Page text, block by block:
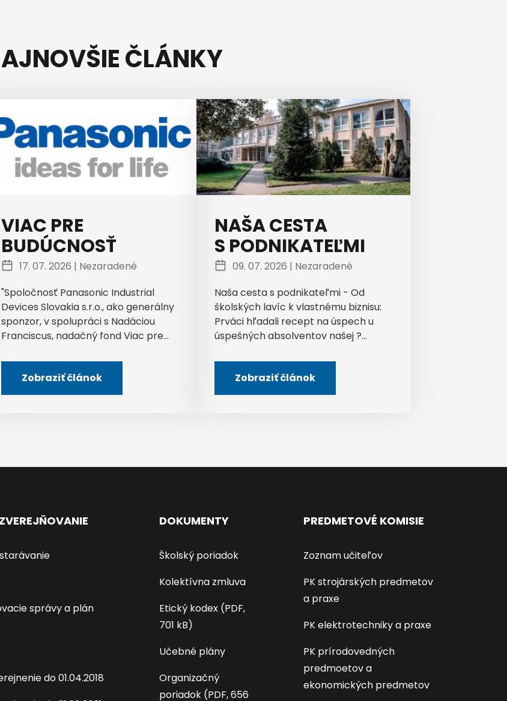
ČLÁNKY
VIAC PRE
BUDÚCNOSŤ
17. 07. 2026 | Nezaradené
"Spoločnosť Panasonic Industrial
Devices Slovakia s.r.o., ako generálny
sponzor, v spolupráci s Nadáciou
Franciscus, nadačný fond Viac pre...
Zobraziť článok
NAŠA CESTA
S PODNIKATEĽMI
09. 07. 2026 | Nezaradené
Naša cesta s podnikateľmi - Od
školských lavíc k vlastnému biznisu:
Prváci hľadali recept na úspech u
úspešných absolventov našej ?...
Zobraziť článok
správy a plán
do 01.04.2018
DOKUMENTY
Školský poriadok
Kolektívna zmluva
Etický kodex (PDF,
701 kB)
Učebné plány
Organizačný
poriadok (PDF, 656
PREDMETOVÉ KOMISIE
Zoznam učiteľov
PK strojárských predmetov
a praxe
PK elektrotechniky a praxe
PK prírodovedných
predmoetov a
ekonomických predmetov